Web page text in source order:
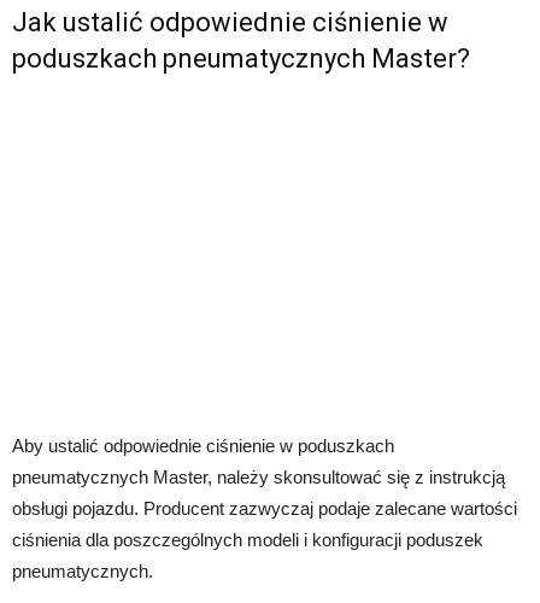
Jak ustalić odpowiednie ciśnienie w
poduszkach pneumatycznych Master?
Aby ustalić odpowiednie ciśnienie w poduszkach
pneumatycznych Master, należy skonsultować się z instrukcją
obsługi pojazdu. Producent zazwyczaj podaje zalecane wartości
ciśnienia dla poszczególnych modeli i konfiguracji poduszek
pneumatycznych.